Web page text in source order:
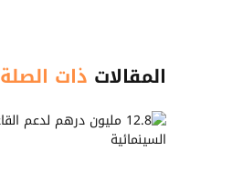
المقالات ذات الصلة